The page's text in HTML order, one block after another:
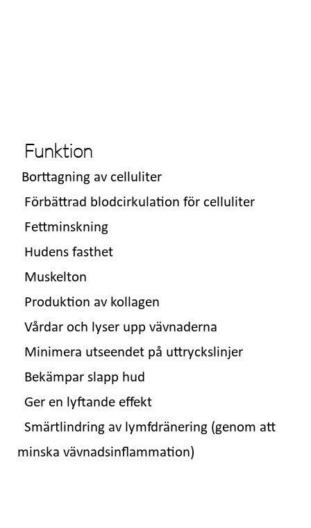
Funktion
Borttagning av celluliter
Förbättrad blodcirkulation för celluliter
Fettminskning
Hudens fasthet
Muskelton
Produktion av kollagen
Vårdar och lyser upp vävnaderna
Minimera utseendet på uttryckslinjer
Bekämpar slapp hud
Ger en lyftande effekt
Smärtlindring av lymfdränering (genom att
minska vävnadsinflammation)